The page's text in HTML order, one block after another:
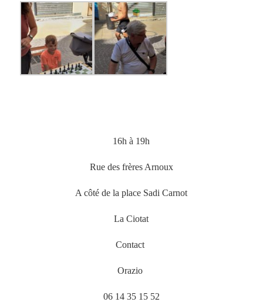
16h à 19h
Rue des frères Arnoux
A côté de la place Sadi Carnot
La Ciotat
Contact
Orazio
06 14 35 15 52